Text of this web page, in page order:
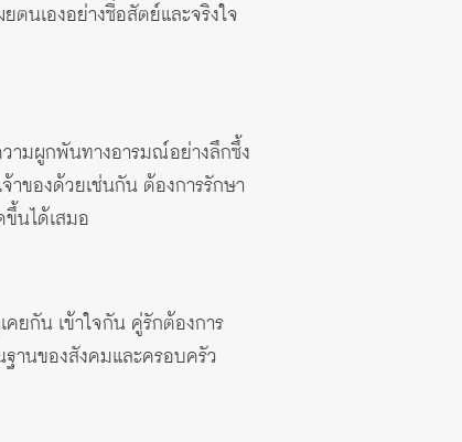
นเองอย่างซื่อสัตย์และจริงใจ
ามผูกพันทางอารมณ์อย่างลึกซึ้ง
าของด้วยเช่นกัน ต้องการรักษา
นได้เสมอ
ยกัน เข้าใจกัน คู่รักต้องการ
านของสังคมและครอบครัว